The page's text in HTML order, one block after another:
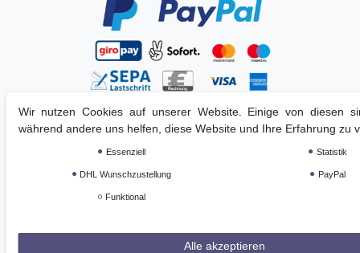
Wir nutzen Cookies auf unserer Website. Einige von diesen
während andere uns helfen, diese Website und Ihre Erfahrung zu
Essenziell Statistik
DHL Wunschzustellung PayPal
Funktional
Alle akzeptieren